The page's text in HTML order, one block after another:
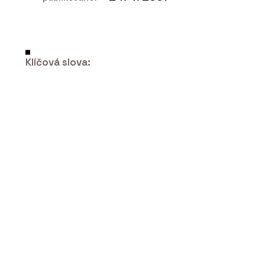
Koš Tubo - Urbania
Klíčová slova: